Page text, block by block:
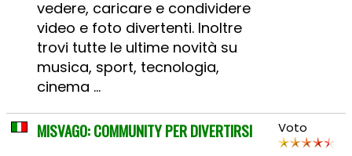
vedere, caricare e condividere
video e foto divertenti. Inoltre
trovi tutte le ultime novità su
musica, sport, tecnologia,
cinema ...
MISVAGO: COMMUNITY PER DIVERTIRSI Voto